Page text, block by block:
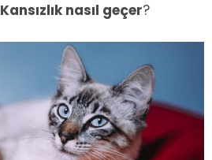
Kansızlık nasıl geçer?